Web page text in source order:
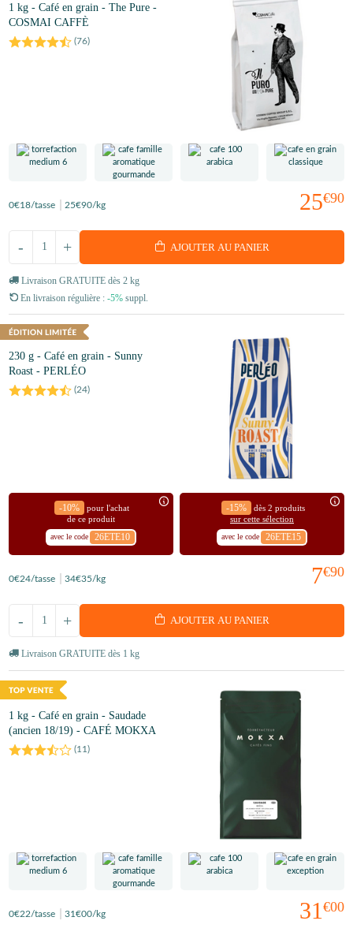
1 kg - Café en grain - The Pure -
COSMAI CAFFÈ
(76)
25€90
0€18/tasse 25€90/kg
+
- AJOUTER AU PANIER
Livraison GRATUITE dès 2 kg
En livraison régulière : -5% suppl.
230 g - Café en grain - Sunny
Roast - PERLÉO
(24)
-10%
pour l'achat
de ce produit
avec le code 26ETE10
-15%
dès 2 produits
sur cette sélection
avec le code 26ETE15
7€90
0€24/tasse 34€35/kg
+
- AJOUTER AU PANIER
Livraison GRATUITE dès 1 kg
1 kg - Café en grain - Saudade
(ancien 18/19) - CAFÉ MOKXA
(11 )
31 €00
0€22/tasse 31€00/kg